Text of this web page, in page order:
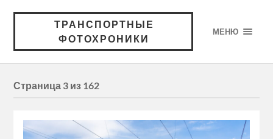
ТРАНСПОРТНЫЕ
ФОТОХРОНИКИ
МЕНЮ
Страница 3 из 162